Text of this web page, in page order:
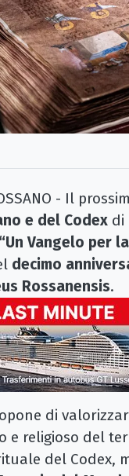
- Il
e del Codex di
“Un Vangelo per
decimo
Rossanensis.
di
e religioso del
del Codex,